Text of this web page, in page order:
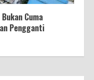
Cuma
Pengganti